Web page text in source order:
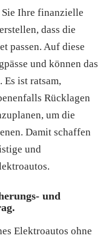
Ihre finanzielle
dass die
passen. Auf diese
und können das
ist ratsam,
Rücklagen
um die
Damit schaffen
und
und
Elektroautos ohne